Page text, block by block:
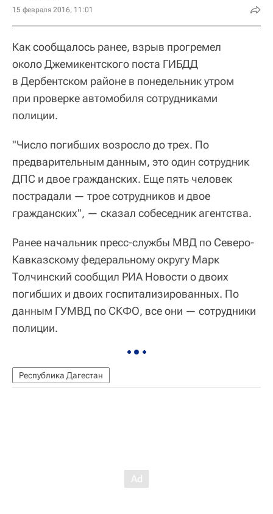
15 февраля 2016, 11:01
Как сообщалось ранее, взрыв прогремел
около Джемикентского поста ГИБДД
в Дербентском районе в понедельник утром
при проверке автомобиля сотрудниками
полиции.
"Число погибших возросло до трех. По
предварительным данным, это один сотрудник
ДПС и двое гражданских. Еще пять человек
пострадали — трое сотрудников и двое
гражданских", — сказал собеседник агентства.
Ранее начальник пресс-службы МВД по Северо-
Кавказскому федеральному округу Марк
Толчинский сообщил РИА Новости о двоих
погибших и двоих госпитализированных. По
данным ГУМВД по СКФО, все они — сотрудники
полиции.
Республика Дагестан